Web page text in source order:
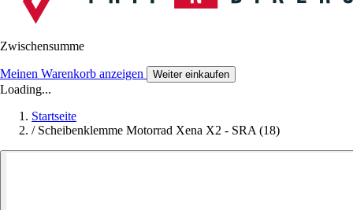
Zwischensumme
Meinen Warenkorb anzeigen Weiter einkaufen
Loading...
Startseite
/ Scheibenklemme Motorrad Xena X2 - SRA (18)